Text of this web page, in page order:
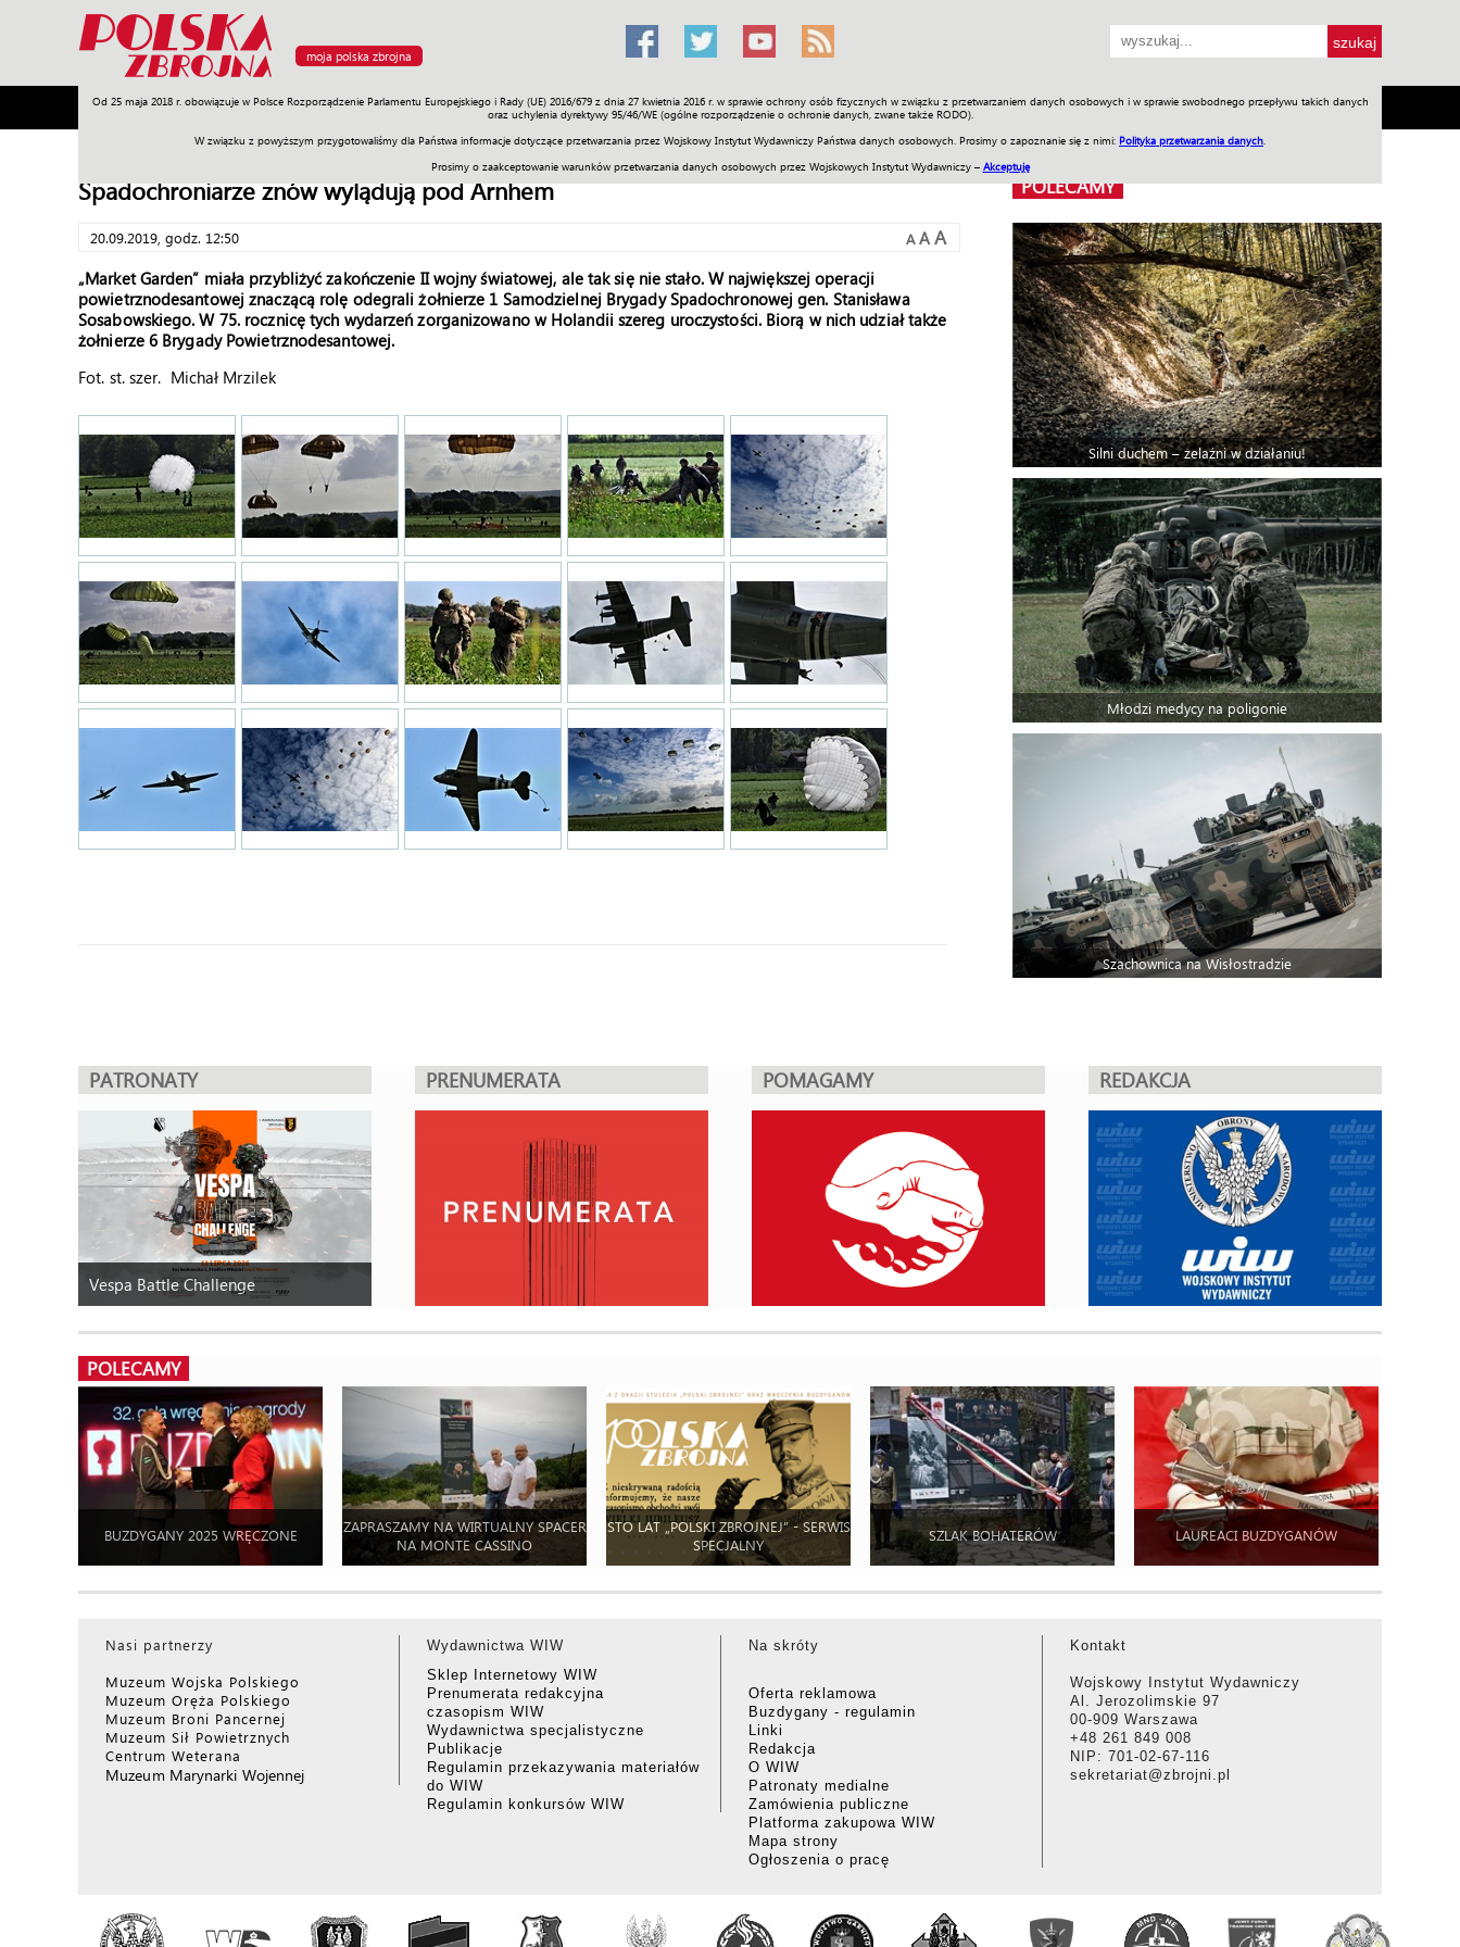
moja polska zbrojna
Od 25 maja 2018 r. obowiązuje w Polsce Rozporządzenie Parlamentu Europejskiego i Rady (UE) 2016/679 z dnia 27 kwietnia 2016 r. w sprawie ochrony osób fizycznych w związku z przetwarzaniem danych osobowych i w sprawie swobodnego przepływu takich danych
oraz uchylenia dyrektywy 95/46/WE (ogólne rozporządzenie o ochronie danych, zwane także RODO).
W związku z powyższym przygotowaliśmy dla Państwa informacje dotyczące przetwarzania przez Wojskowy Instytut Wydawniczy Państwa danych osobowych. Prosimy o zapoznanie się z nimi: Polityka przetwarzania danych
Prosimy o zaakceptowanie warunków przetwarzania danych osobowych przez Wojskowych Instytut Wydawniczy – Akceptuję
Armia Poligon Sprzęt Misje Polityka Prawo Świat Społeczność Sport Historia Galerie Wideo ENGLISH SKLEP Jednodniówki Praca w WIW
Spadochroniarze znów wylądują pod Arnhem
20.09.2019, godz. 12:50 A A A
„Market Garden” miała przybliżyć zakończenie II wojny światowej, ale tak się nie stało. W największej operacji
powietrznodesantowej znaczącą rolę odegrali żołnierze 1 Samodzielnej Brygady Spadochronowej gen. Stanisława
Sosabowskiego. W 75. rocznicę tych wydarzeń zorganizowano w Holandii szereg uroczystości. Biorą w nich udział także
żołnierze 6 Brygady Powietrznodesantowej.
Fot. st. szer. Michał Mrzilek
POLECAMY
Silni duchem – żelaźni w działaniu!
Młodzi medycy na poligonie
Szachownica na Wisłostradzie
PATRONATY
Vespa Battle Challenge
PRENUMERATA POMAGAMY REDAKCJA
POLECAMY
BUZDYGANY 2025 WRĘCZONE
ZAPRASZAMY NA WIRTUALNY SPACER
NA MONTE CASSINO
STO LAT „POLSKI ZBROJNEJ” - SERWIS
SPECJALNY
SZLAK BOHATERÓW LAUREACI BUZDYGANÓW
Nasi partnerzy
Muzeum Wojska Polskiego
Muzeum Oręża Polskiego
Muzeum Broni Pancernej
Muzeum Sił Powietrznych
Centrum Weterana
Muzeum Marynarki Wojennej
Wydawnictwa WIW
Sklep Internetowy WIW
Prenumerata redakcyjna
czasopism WIW
Wydawnictwa specjalistyczne
Publikacje
Regulamin przekazywania materiałów
do WIW
Regulamin konkursów WIW
Na skróty
Oferta reklamowa
Buzdygany - regulamin
Linki
Redakcja
O WIW
Patronaty medialne
Zamówienia publiczne
Platforma zakupowa WIW
Mapa strony
Ogłoszenia o pracę
Kontakt
Wojskowy Instytut Wydawniczy
Al. Jerozolimskie 97
00-909 Warszawa
+48 261 849 008
NIP: 701-02-67-116
sekretariat@zbrojni.pl